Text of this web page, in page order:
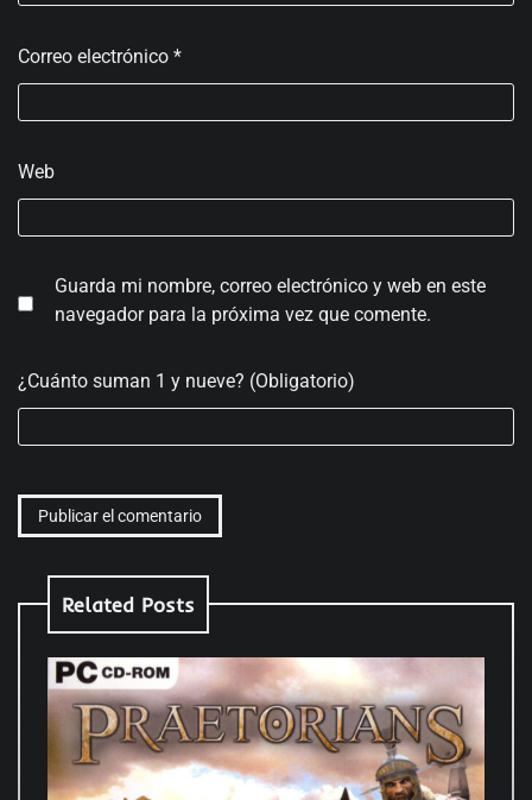
Correo electrónico *
Web
Guarda mi nombre, correo electrónico y web en este
navegador para la próxima vez que comente.
¿Cuánto suman 1 y nueve? (Obligatorio)
Related Posts